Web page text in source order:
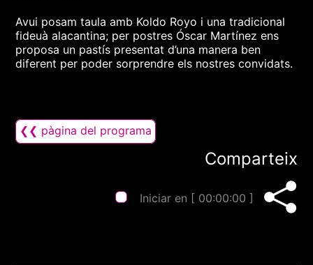
Avui posam taula amb Koldo Royo i una tradicional
fideuà alacantina; per postres Óscar Martínez ens
proposa un pastís presentat d’una manera ben
diferent per poder sorprendre els nostres convidats.
❮❮ pàgina del programa
Comparteix
Iniciar en [ 00:00:00 ]